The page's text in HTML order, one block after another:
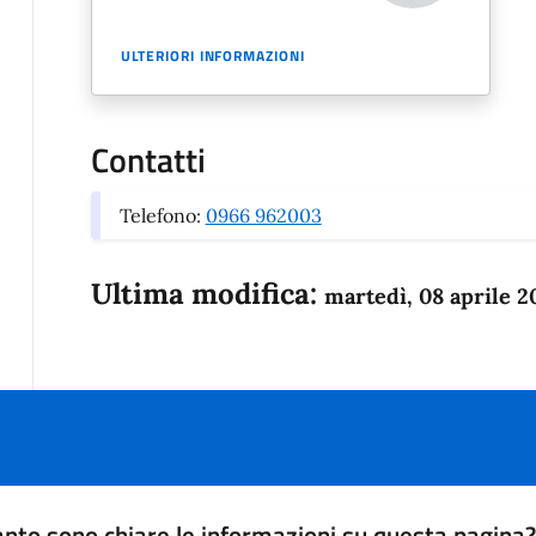
ULTERIORI INFORMAZIONI
Contatti
Telefono: 0966 962003
Ultima modifica: martedì, 08 aprile